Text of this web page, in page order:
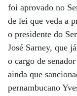
foi aprovado no
de lei que veda a
o presidente do
José Sarney, que
o cargo de
ainda que
pernambucano